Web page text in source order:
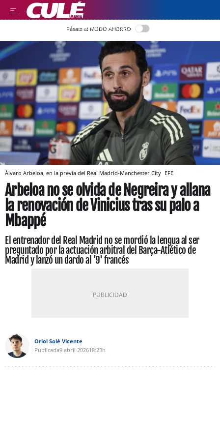
LEER EN CASTELLANO
Pásate al MODO AHORRO
Álvaro Arbeloa, en la previa del Real Madrid-Manchester City EFE
Arbeloa no se olvida de Negreira y allana
la renovación de Vinicius tras su palo a
Mbappé
El entrenador del Real Madrid no se mordió la lengua al ser
preguntado por la actuación arbitral del Barça-Atlético de
Madrid y lanzó un dardo al '9' francés
Oriol Solé Vicente
Publicada9 abril 202618:23h